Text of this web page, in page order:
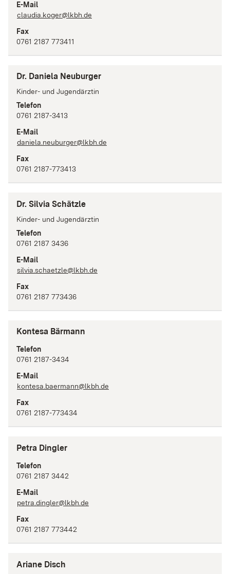
E-Mail
claudia.koger@lkbh.de
Fax
0761 2187 773411
Dr. Daniela Neuburger
Kinder- und Jugendärztin
Telefon
0761 2187-3413
E-Mail
daniela.neuburger@lkbh.de
Fax
0761 2187-773413
Dr. Silvia Schätzle
Kinder- und Jugendärztin
Telefon
0761 2187 3436
E-Mail
silvia.schaetzle@lkbh.de
Fax
0761 2187 773436
Kontesa Bärmann
Telefon
0761 2187-3434
E-Mail
kontesa.baermann@lkbh.de
Fax
0761 2187-773434
Petra Dingler
Telefon
0761 2187 3442
E-Mail
petra.dingler@lkbh.de
Fax
0761 2187 773442
Ariane Disch